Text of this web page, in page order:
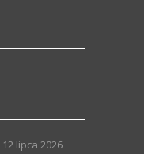
12 lipca 2026